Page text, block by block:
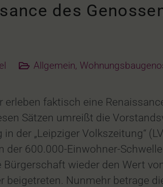
des
Allgemein,
erleben faktisch eine
Sätzen umreißt die
in der „Leipziger Volkszeitung“
der 600.000-Einwohner-
wieder den Wert
beigetreten. Nunmehr betrage